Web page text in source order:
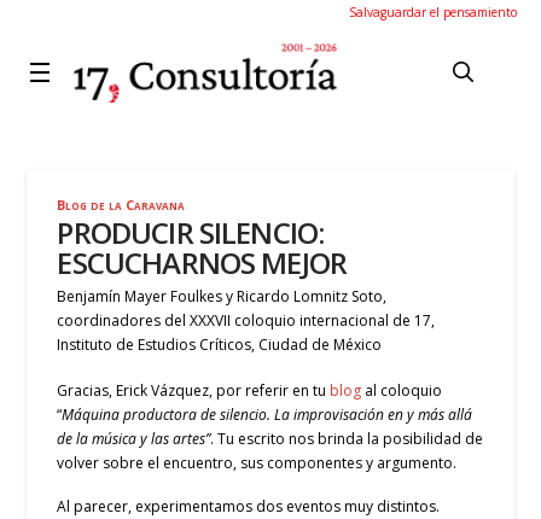
Salvaguardar el pensamiento
Blog de la Caravana
PRODUCIR SILENCIO:
ESCUCHARNOS MEJOR
Benjamín Mayer Foulkes y Ricardo Lomnitz Soto,
coordinadores del XXXVII coloquio internacional de 17,
Instituto de Estudios Críticos, Ciudad de México
Gracias, Erick Vázquez, por referir en tu blog al coloquio
“Máquina productora de silencio. La improvisación en y más allá
de la música y las artes”. Tu escrito nos brinda la posibilidad de
volver sobre el encuentro, sus componentes y argumento.
Al parecer, experimentamos dos eventos muy distintos.